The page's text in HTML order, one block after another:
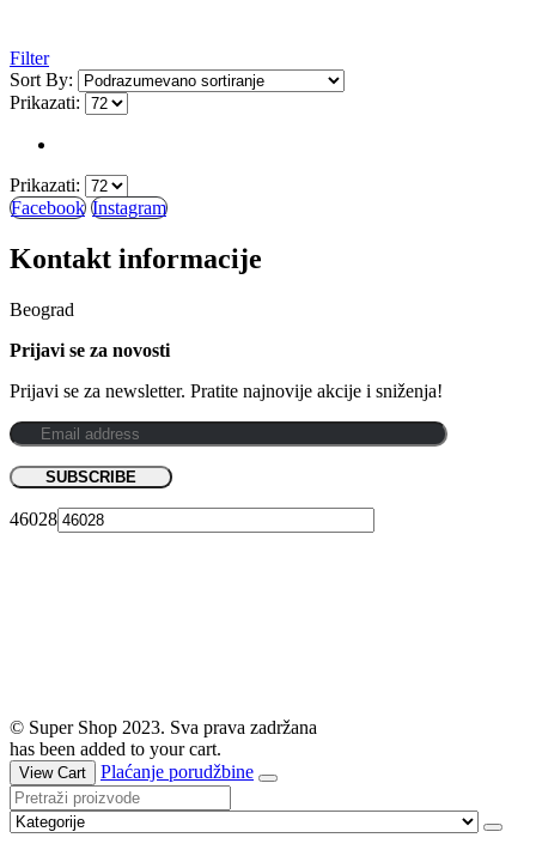
Filter
Sort By:
Prikazati:
Prikazati:
Facebook Instagram
Kontakt informacije
Beograd
Prijavi se za novosti
Prijavi se za newsletter. Pratite najnovije akcije i sniženja!
46028
© Super Shop 2023. Sva prava zadržana
has been added to your cart.
View Cart Plaćanje porudžbine